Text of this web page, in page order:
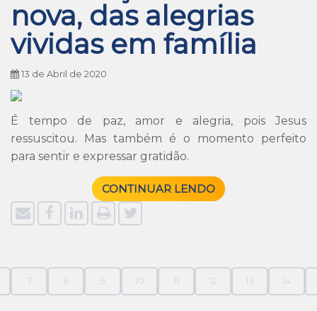
nova, das alegrias
vividas em família
13 de Abril de 2020
É tempo de paz, amor e alegria, pois Jesus
ressuscitou. Mas também é o momento perfeito
para sentir e expressar gratidão.
CONTINUAR LENDO
7 8 9 10 11 12 13 14